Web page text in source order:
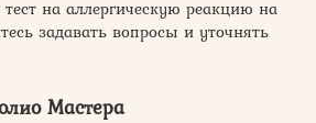
на аллергическую реакцию на
задавать вопросы и уточнять
Мастера